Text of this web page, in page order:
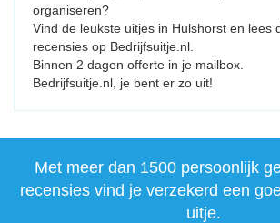
organiseren?
Vind de leukste uitjes in Hulshorst en lees
recensies op Bedrijfsuitje.nl.
Binnen 2 dagen offerte in je mailbox.
Bedrijfsuitje.nl, je bent er zo uit!
Met meer dan 1500 persoonlijk
recensies vind je verzekerd een
uitje.